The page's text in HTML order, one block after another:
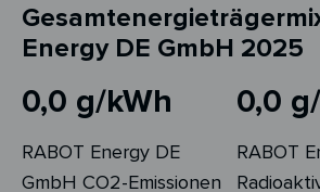
Energy DE GmbH 2025
0,0 g/kWh
RABOT Energy DE
GmbH CO2-Emissionen
0,0
RABOT